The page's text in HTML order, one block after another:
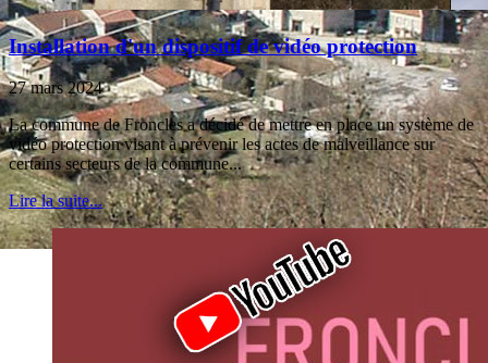
Installation d'un dispositif de vidéo protection
27 mars 2024
La commune de Froncles a décidé de mettre en place un système de
vidéo protection visant à prévenir les actes de malveillance sur
certains secteurs de la commune...
Lire la suite...